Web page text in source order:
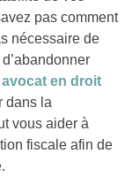
pas comment
nécessaire de
avocat en droit
dans la
vous aider à
fiscale afin de